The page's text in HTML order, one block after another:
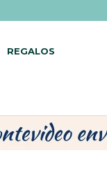
REGALOS